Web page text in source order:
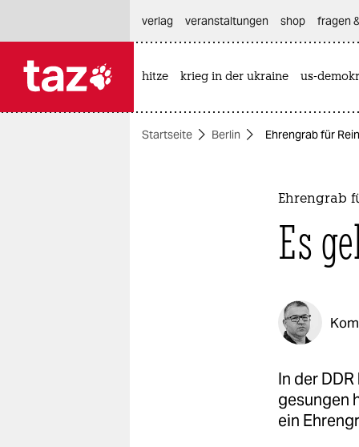
themen
verlag
veranstaltungen shop fragen
hitze krieg in der ukraine us-
Startseite Berlin Ehrengrab für
Ehrengrab
Es
In der
gesungen
ein